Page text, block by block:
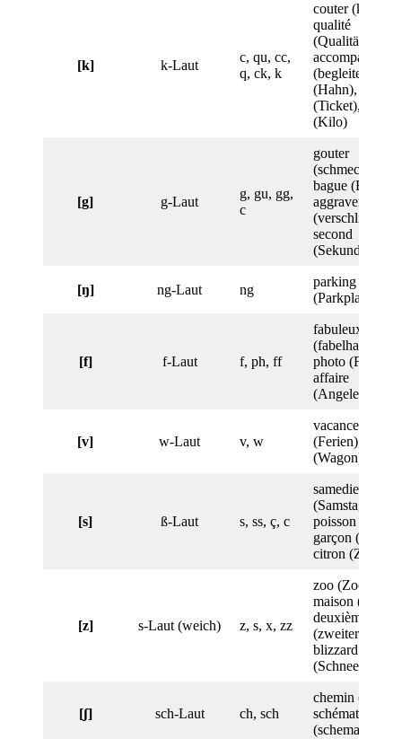
[k] k-Laut
c, qu, cc,
q, ck, k
couter (kosten),
qualité
(Qualität),
accompagner
(begleiten), coq
(Hahn), ticket
(Ticket), kilo
(Kilo)
[g] g-Laut
g, gu, gg,
c
gouter
(schmecken),
bague (Ring),
aggraver
second
(Sekunde)
[ŋ] ng-Laut ng
parking
(Parkplatz)
[f] f-Laut f, ph, ff
fabuleux
(fabelhaft),
photo (Foto),
affaire
[v] w-Laut v, w
vacances
(Ferien),
(Wagon)
[s] ß-Laut s, ss, ç, c
samedie
(Samstag),
poisson (Fisch),
garçon (Junge),
citron (Zitrone)
[z] s-Laut (weich) z, s, x, zz
zoo (Zoo),
maison (Haus),
deuxième
(zweiter),
blizzard
(Schneesturm)
[ʃ] sch-Laut ch, sch
chemin (Weg),
schématique
(schematisch)